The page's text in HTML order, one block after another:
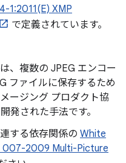
1:2011(E) XMP
で定義されています。
、複数の JPEG エンコー
ファイルに保存するため
ージング プロダクト協
発された手法です。
する依存関係の White
007-2009 Multi-Picture